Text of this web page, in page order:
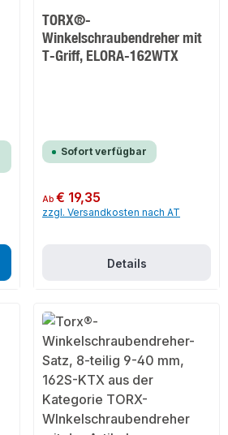
TORX®-
Winkelschraubendreher mit
T-Griff, ELORA-162WTX
Sofort verfügbar
Regulärer Preis:
Ab€ 19,35
zzgl. Versandkosten nach AT
Details